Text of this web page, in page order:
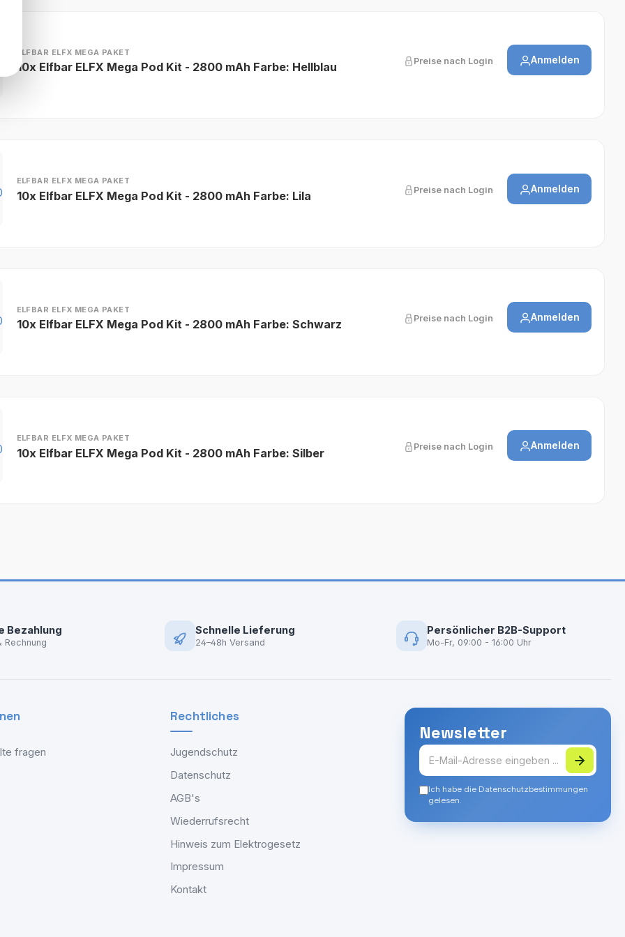
ELFBAR ELFX MEGA PAKET
10x Elfbar ELFX Mega Pod Kit - 2800 mAh Farbe: Hellblau Preise nach Login Anmelden
ELFBAR ELFX MEGA PAKET
10x Elfbar ELFX Mega Pod Kit - 2800 mAh Farbe: Lila Preise nach Login Anmelden
ELFBAR ELFX MEGA PAKET
10x Elfbar ELFX Mega Pod Kit - 2800 mAh Farbe: Schwarz Preise nach Login Anmelden
ELFBAR ELFX MEGA PAKET
10x Elfbar ELFX Mega Pod Kit - 2800 mAh Farbe: Silber Preise nach Login Anmelden
Bezahlung
Rechnung
Schnelle Lieferung
24–48h Versand
Persönlicher B2B-Support
Mo-Fr, 09:00 - 16:00 Uhr
fragen
Rechtliches
Jugendschutz
Datenschutz
AGB's
Wiederrufsrecht
Hinweis zum Elektrogesetz
Impressum
Kontakt
Newsletter
Ich habe die Datenschutzbestimmungen
gelesen.